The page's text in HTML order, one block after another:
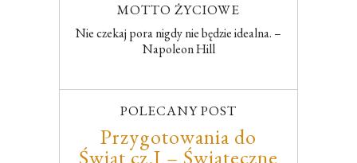
MOTTO ŻYCIOWE
Nie czekaj pora nigdy nie będzie idealna. –
Napoleon Hill
POLECANY POST
Przygotowania do